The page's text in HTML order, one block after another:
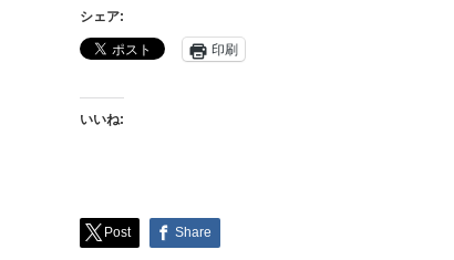
シェア:
印刷
いいね:
Post Share